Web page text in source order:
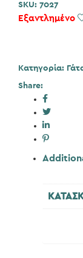
SKU: 7027
Εξαντλημένο
Κατηγορία:
Share: